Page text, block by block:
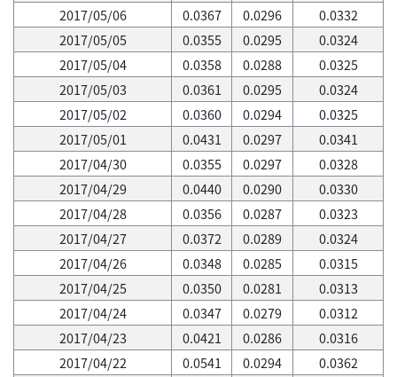
2017/05/06 0.0367 0.0296
0.0332
2017/05/05
0.0355 0.0295
0.0324
2017/05/04
0.0358 0.0288
0.0325
2017/05/03
0.0361 0.0295
0.0324
2017/05/02
0.0360 0.0294
0.0325
2017/05/01
0.0431 0.0297
0.0341
2017/04/30
0.0355 0.0297
0.0328
2017/04/29
0.0440 0.0290
0.0330
2017/04/28
0.0356 0.0287
0.0323
2017/04/27
0.0372 0.0289
0.0324
2017/04/26
0.0348 0.0285
0.0315
2017/04/25
0.0350 0.0281
0.0313
2017/04/24
0.0347 0.0279
0.0312
2017/04/23
0.0421 0.0286
0.0316
2017/04/22
0.0541 0.0294
0.0362